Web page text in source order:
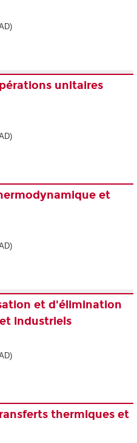
unitaires
et
et d'élimination
industriels
thermiques et